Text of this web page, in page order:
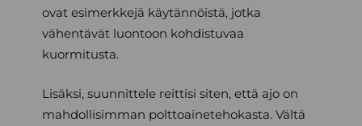
ovat esimerkkejä käytännöistä, jotka
vähentävät luontoon kohdistuvaa
kuormitusta.
Lisäksi, suunnittele reittisi siten, että ajo on
mahdollisimman polttoainetehokasta. Vältä